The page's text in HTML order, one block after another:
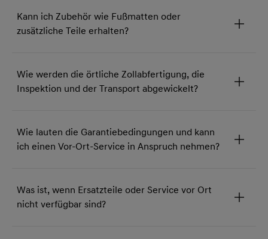
Kann ich Zubehör wie Fußmatten oder
zusätzliche Teile erhalten?
Wie werden die örtliche Zollabfertigung, die
Inspektion und der Transport abgewickelt?
Wie lauten die Garantiebedingungen und kann
ich einen Vor-Ort-Service in Anspruch nehmen?
Was ist, wenn Ersatzteile oder Service vor Ort
nicht verfügbar sind?